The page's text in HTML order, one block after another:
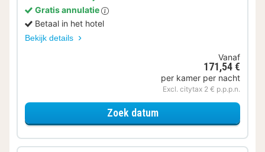
Gratis annulatie
Betaal in het hotel
Bekijk details
Vanaf
171,54 €
per kamer per nacht
Excl. citytax 2 € p.p.p.n.
Zoek datumvoor Later Uitchecken